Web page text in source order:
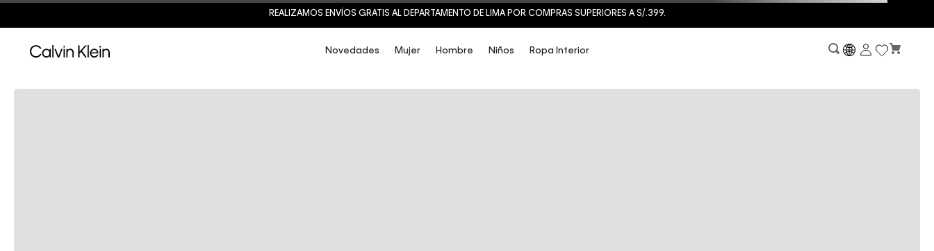
REALIZAMOS ENVÍOS GRATIS AL DEPARTAMENTO DE LIMA POR COMPRAS SUPERIORES A S/.399.
Novedades Mujer Hombre Niños Ropa Interior